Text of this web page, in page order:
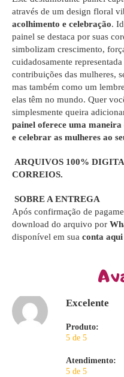
através de um design floral
acolhimento e celebração.
painel se destaca por suas
simbolizam crescimento,
cuidadosamente
contribuições das mulheres,
mas também como um
elas têm no mundo. Quer
simplesmente queira
painel oferece uma maneira
e celebrar as mulheres ao
ARQUIVOS 100%
CORREIOS.
SOBRE A ENTREGA
Após confirmação de
download do arquivo por
disponível em sua conta
Excelente
Produto:
5 de 5
Atendimento:
5 de 5